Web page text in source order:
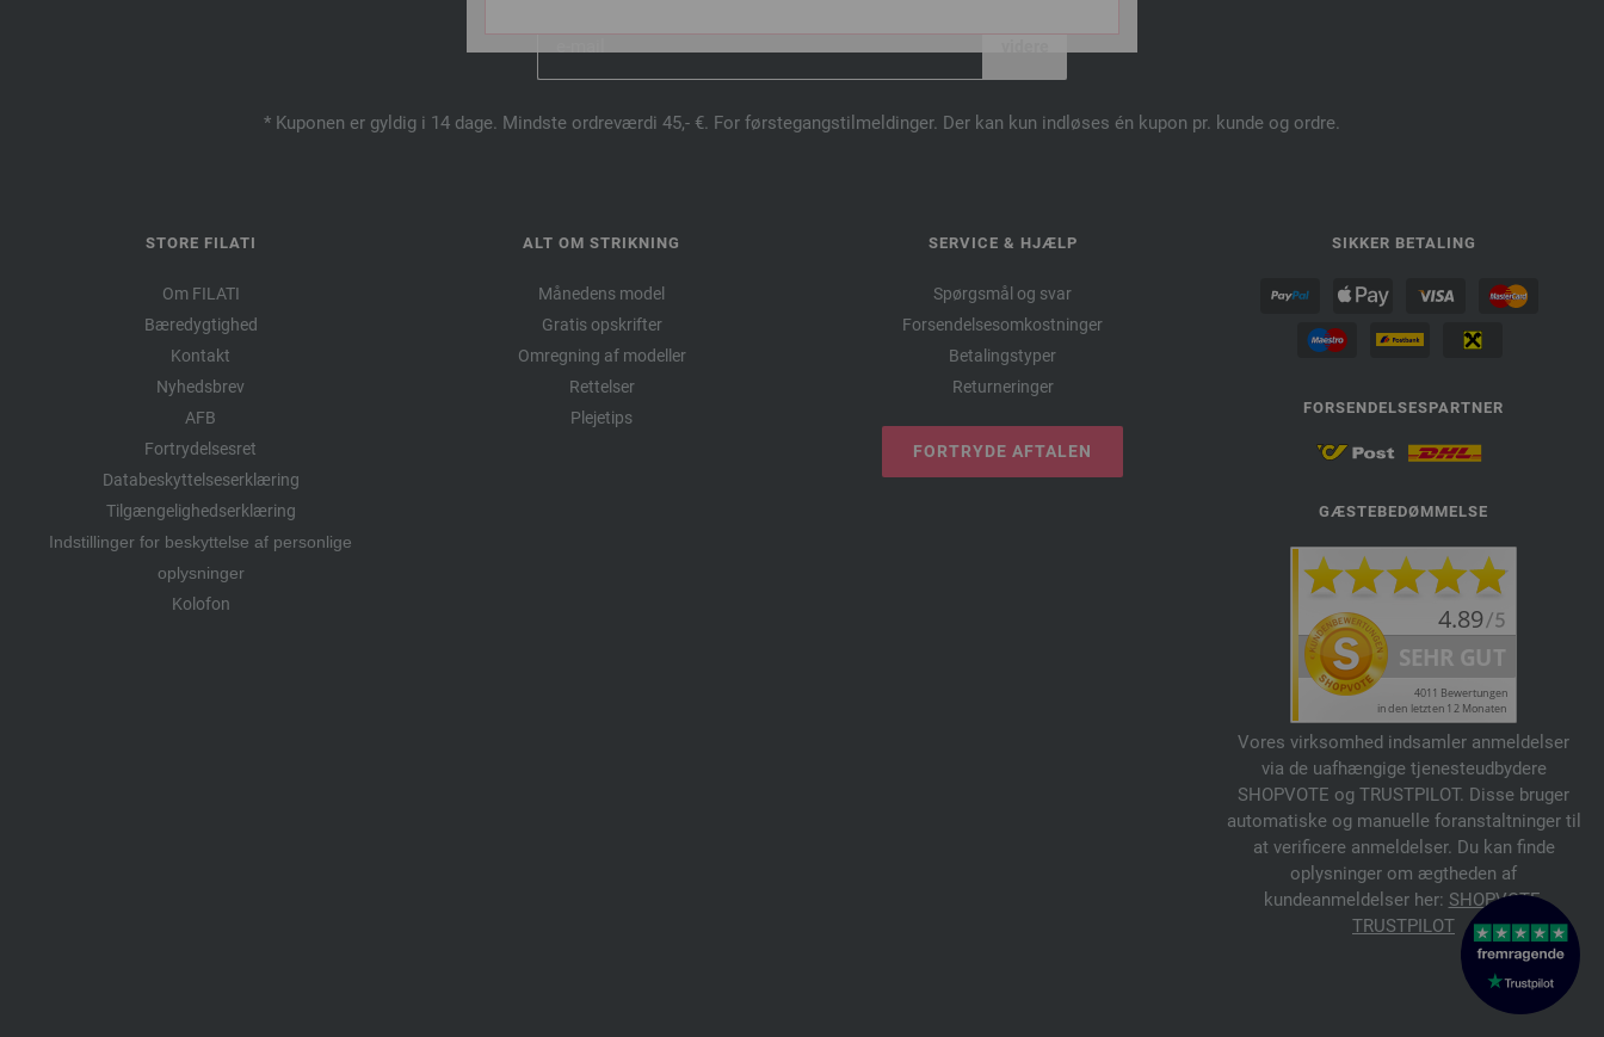
* Kuponen er gyldig i 14 dage. Mindste ordreværdi 45,- €. For førstegangstilmeldinger. Der kan kun indløses én kupon pr. kunde og ordre.
STORE FILATI
Om FILATI
Bæredygtighed
Kontakt
Nyhedsbrev
AFB
Fortrydelsesret
Databeskyttelseserklæring
Tilgængelighedserklæring
Indstillinger for beskyttelse af personlige
oplysninger
Kolofon
ALT OM STRIKNING
Månedens model
Gratis opskrifter
Omregning af modeller
Rettelser
Plejetips
SERVICE & HJÆLP
Spørgsmål og svar
Forsendelsesomkostninger
Betalingstyper
Returneringer
FORTRYDE AFTALEN
SIKKER BETALING
FORSENDELSESPARTNER
GÆSTEBEDØMMELSE
Vores virksomhed indsamler anmeldelser
via de uafhængige tjenesteudbydere
SHOPVOTE og TRUSTPILOT. Disse bruger
automatiske og manuelle foranstaltninger til
at verificere anmeldelser. Du kan finde
oplysninger om ægtheden af
kundeanmeldelser her: SHOPVOTE,
TRUSTPILOT